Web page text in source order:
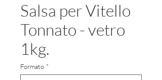
Salsa per Vitello
Tonnato - vetro
1kg.
Formato *